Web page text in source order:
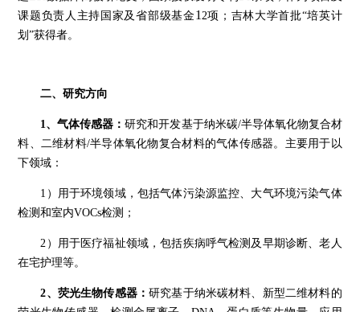
课题负责人主持国家及省部级基金 1 2项 ； 吉林大学首批“培英计
划”获得者。
二、研究方向
1、气体传感器：研究和开发基于纳米碳/半导体氧化物复合材
料、二维材料/半导体氧化物复合材料的气体传感器。主要用于以
下领域：
1）用于环境领域，包括气体污染源监控、大气环境污染气体
检测和室内VOCs检测；
2）用于医疗福祉领域，包括疾病呼气检测及早期诊断、老人
在宅护理等。
2、荧光生物传感器：研究基于纳米碳材料、新型二维材料的